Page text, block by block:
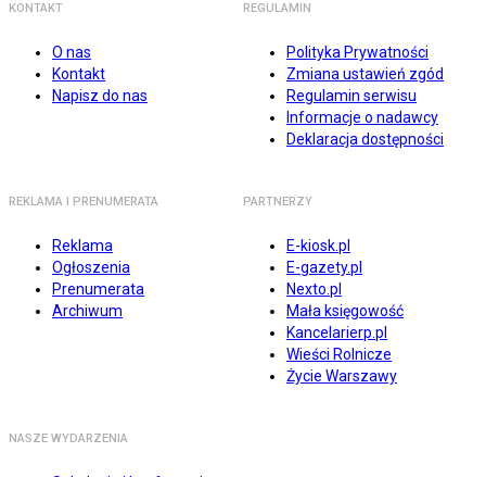
KONTAKT
O nas
Kontakt
Napisz do nas
REGULAMIN
Polityka Prywatności
Zmiana ustawień zgód
Regulamin serwisu
Informacje o nadawcy
Deklaracja dostępności
REKLAMA I PRENUMERATA
Reklama
Ogłoszenia
Prenumerata
Archiwum
PARTNERZY
E-kiosk.pl
E-gazety.pl
Nexto.pl
Mała księgowość
Kancelarierp.pl
Wieści Rolnicze
Życie Warszawy
NASZE WYDARZENIA